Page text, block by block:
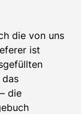
die von uns
ist
das
die